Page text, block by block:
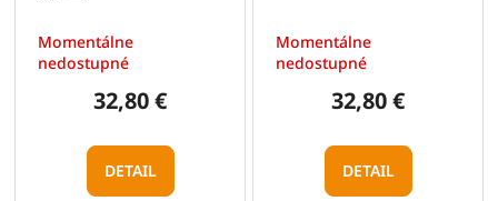
Momentálne
nedostupné
32,80 €
DETAIL
Momentálne
nedostupné
32,80 €
DETAIL